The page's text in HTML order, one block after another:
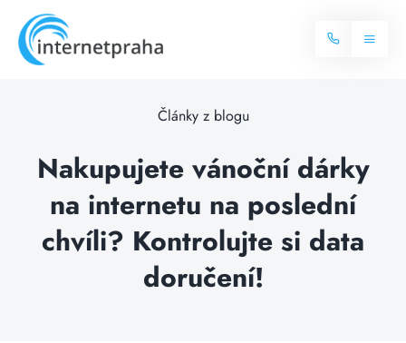
content
Toggle
Balíčky internetu
Více o internetu
Často hledané dotazy
Televize
Dostupnost
Články z blogu
Nakupujete vánoční dárky
na internetu na poslední
chvíli? Kontrolujte si data
doručení!